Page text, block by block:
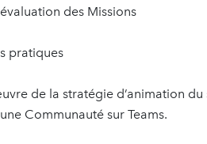
des Missions
pratiques
de la stratégie d’animation
Communauté sur Teams.